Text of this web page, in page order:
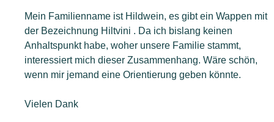
Mein Familienname ist Hildwein, es gibt ein Wappen mit
der Bezeichnung Hiltvini . Da ich bislang keinen
Anhaltspunkt habe, woher unsere Familie stammt,
interessiert mich dieser Zusammenhang. Wäre schön,
wenn mir jemand eine Orientierung geben könnte.
Vielen Dank